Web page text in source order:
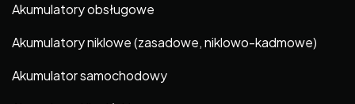
Akumulatory obsługowe
Akumulatory niklowe (zasadowe, niklowo-kadmowe)
Akumulator samochodowy